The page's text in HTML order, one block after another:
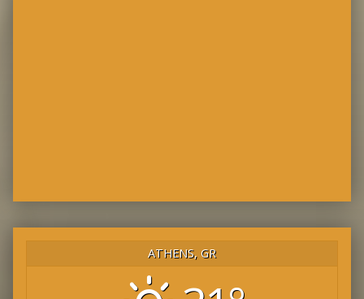
ATHENS, GR